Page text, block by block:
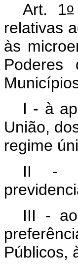
Art. 1o
relativas
às
I - à
União,
regime
II -
III -
Públicos,